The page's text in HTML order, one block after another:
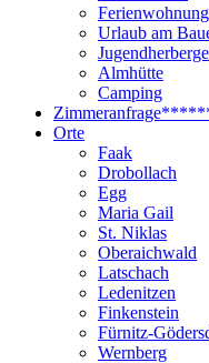
Urlaub am
Jugendherberge
Almhütte
Camping
Zimmeranfrage
Orte
Faak
Drobollach
Egg
Maria Gail
St. Niklas
Oberaichwald
Latschach
Ledenitzen
Finkenstein
Fürnitz-
Wernberg